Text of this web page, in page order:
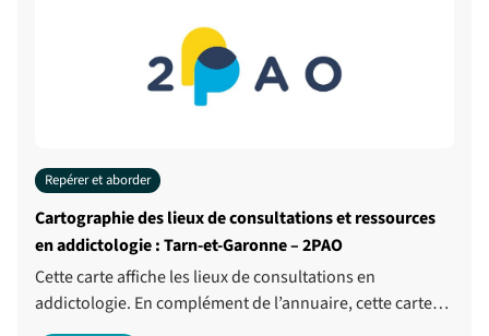
Repérer et aborder
Cartographie des lieux de consultations et ressources
en addictologie : Tarn-et-Garonne – 2PAO
Cette carte affiche les lieux de consultations en
addictologie. En complément de l’annuaire, cette carte…